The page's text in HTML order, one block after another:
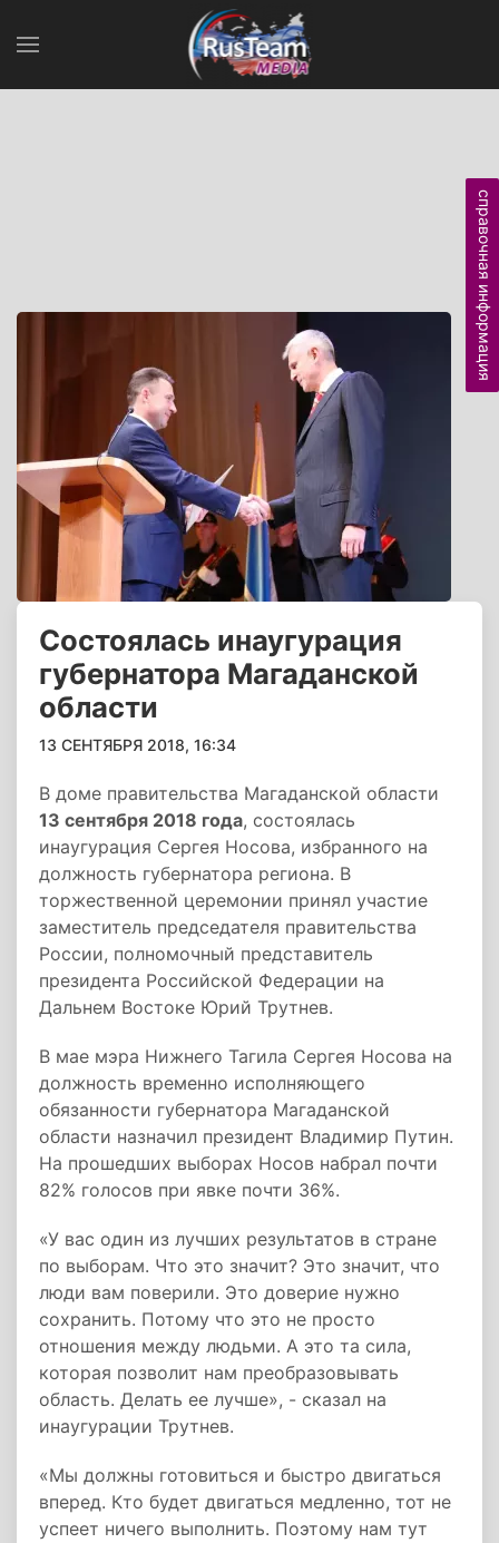
Состоялась инаугурация
губернатора Магаданской
области
13 СЕНТЯБРЯ 2018, 16:34
В доме правительства Магаданской области
13 сентября 2018 года, состоялась
инаугурация Сергея Носова, избранного на
должность губернатора региона. В
торжественной церемонии принял участие
заместитель председателя правительства
России, полномочный представитель
президента Российской Федерации на
Дальнем Востоке Юрий Трутнев.
В мае мэра Нижнего Тагила Сергея Носова на
должность временно исполняющего
обязанности губернатора Магаданской
области назначил президент Владимир Путин.
На прошедших выборах Носов набрал почти
82% голосов при явке почти 36%.
«У вас один из лучших результатов в стране
по выборам. Что это значит? Это значит, что
люди вам поверили. Это доверие нужно
сохранить. Потому что это не просто
отношения между людьми. А это та сила,
которая позволит нам преобразовывать
область. Делать ее лучше», - сказал на
инаугурации Трутнев.
«Мы должны готовиться и быстро двигаться
вперед. Кто будет двигаться медленно, тот не
успеет ничего выполнить. Поэтому нам тут
справочная информация